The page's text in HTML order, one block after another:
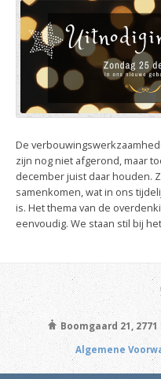
De
zijn nog niet afgerond, maar
december juist daar houden.
samenkomen, wat in ons
is. Het thema van de
eenvoudig. We staan stil bij
Boomgaard 21, 2771
Algemene